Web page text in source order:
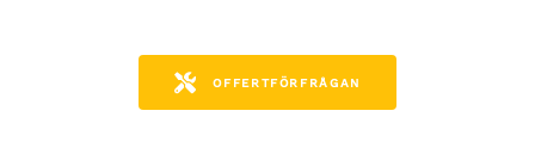
OFFERTFÖRFRÅGAN